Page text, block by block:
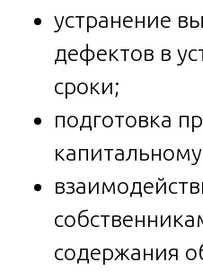
устранение
дефектов в
сроки;
подготовка
содержания